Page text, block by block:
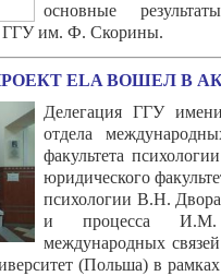
основные
ГГУ им. Ф. Скорины.
ELA ВОШЕЛ В
Делегация ГГУ
отдела
факультета
юридического
психологии В.Н.
и процесса И.М.
международных
(Польша) в